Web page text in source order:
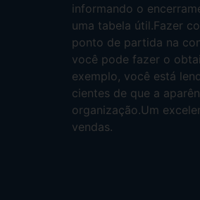
informando o
uma tabela útil.Fazer
ponto de partida na
você pode fazer o
exemplo, você está
cientes de que a
organização.Um
vendas.